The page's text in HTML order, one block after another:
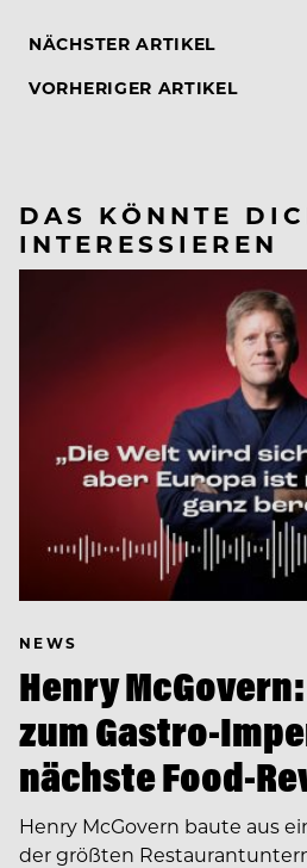
NÄCHSTER ARTIKEL
VORHERIGER ARTIKEL
DAS KÖNNTE
INTERESSIEREN
NEWS
Henry
zum Gastro-
nächste Food-
Henry McGovern baute aus
der größten